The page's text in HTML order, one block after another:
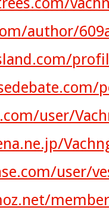
author/
user/
user/